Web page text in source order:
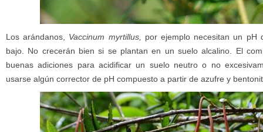
Los arándanos, Vaccinum myrtillus, por ejemplo necesitan un
bajo. No crecerán bien si se plantan en un suelo alcalino. El
buenas adiciones para acidificar un suelo neutro o no
usarse algún corrector de pH compuesto a partir de azufre y